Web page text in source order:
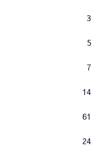
3
5
7
14
61
24